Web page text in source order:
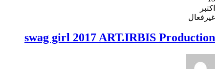
اکتبر
غیرفعال
swag girl 2017 ART.IRBIS Production